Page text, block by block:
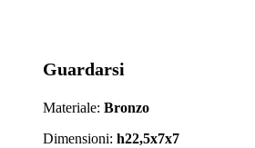
Guardarsi
Materiale: Bronzo
Dimensioni: h22,5x7x7